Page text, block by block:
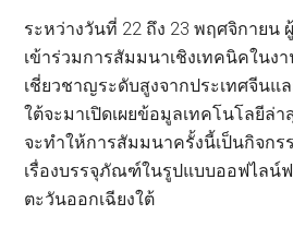
ระหว่างวันที่ 22 ถึง 23 พฤศจิกายน
เข้าร่วมการสัมมนาเชิงเทคนิคในง
เชี่ยวชาญระดับสูงจากประเทศจีนแล
ใต้จะมาเปิดเผยข้อมูลเทคโนโลยีล่
จะทำให้การสัมมนาครั้งนี้เป็นกิจก
เรื่องบรรจุภัณฑ์ในรูปแบบออฟไลน์ฟ
ตะวันออกเฉียงใต้